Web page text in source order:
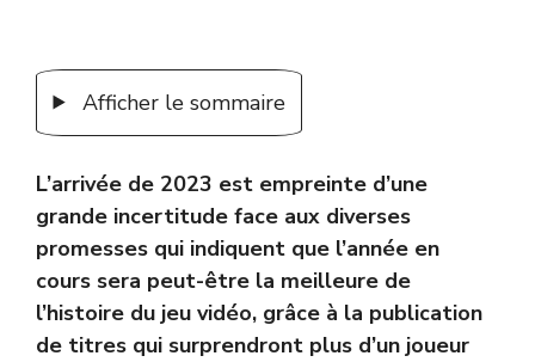
Afficher le sommaire
L’arrivée de 2023 est empreinte d’une
grande incertitude face aux diverses
promesses qui indiquent que l’année en
cours sera peut-être la meilleure de
l’histoire du jeu vidéo, grâce à la publication
de titres qui surprendront plus d’un joueur